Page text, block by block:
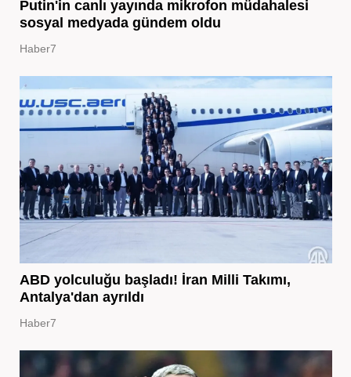
Putin'in canlı yayında mikrofon müdahalesi
sosyal medyada gündem oldu
Haber7
ABD yolculuğu başladı! İran Milli Takımı,
Antalya'dan ayrıldı
Haber7